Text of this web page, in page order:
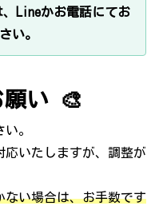
Lineかお電話にてお
い。
願い 🎨
。
応いたしますが、調整が
い場合は、お手数です